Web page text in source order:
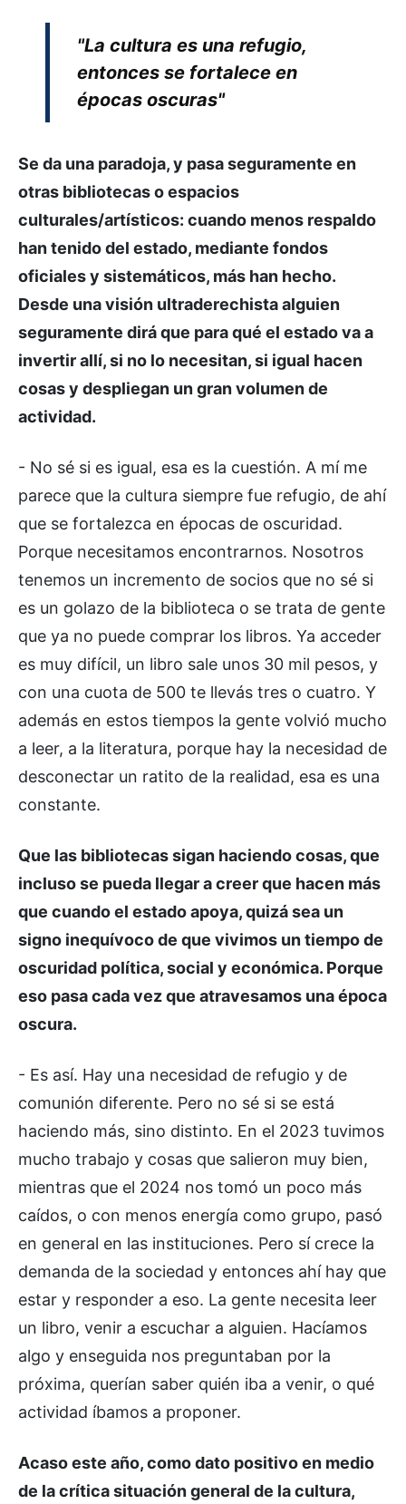
"La cultura es una refugio,
entonces se fortalece en
épocas oscuras"
Se da una paradoja, y pasa seguramente en
otras bibliotecas o espacios
culturales/artísticos: cuando menos respaldo
han tenido del estado, mediante fondos
oficiales y sistemáticos, más han hecho.
Desde una visión ultraderechista alguien
seguramente dirá que para qué el estado va a
invertir allí, si no lo necesitan, si igual hacen
cosas y despliegan un gran volumen de
actividad.
- No sé si es igual, esa es la cuestión. A mí me
parece que la cultura siempre fue refugio, de ahí
que se fortalezca en épocas de oscuridad.
Porque necesitamos encontrarnos. Nosotros
tenemos un incremento de socios que no sé si
es un golazo de la biblioteca o se trata de gente
que ya no puede comprar los libros. Ya acceder
es muy difícil, un libro sale unos 30 mil pesos, y
con una cuota de 500 te llevás tres o cuatro. Y
además en estos tiempos la gente volvió mucho
a leer, a la literatura, porque hay la necesidad de
desconectar un ratito de la realidad, esa es una
constante.
Que las bibliotecas sigan haciendo cosas, que
incluso se pueda llegar a creer que hacen más
que cuando el estado apoya, quizá sea un
signo inequívoco de que vivimos un tiempo de
oscuridad política, social y económica. Porque
eso pasa cada vez que atravesamos una época
oscura.
- Es así. Hay una necesidad de refugio y de
comunión diferente. Pero no sé si se está
haciendo más, sino distinto. En el 2023 tuvimos
mucho trabajo y cosas que salieron muy bien,
mientras que el 2024 nos tomó un poco más
caídos, o con menos energía como grupo, pasó
en general en las instituciones. Pero sí crece la
demanda de la sociedad y entonces ahí hay que
estar y responder a eso. La gente necesita leer
un libro, venir a escuchar a alguien. Hacíamos
algo y enseguida nos preguntaban por la
próxima, querían saber quién iba a venir, o qué
actividad íbamos a proponer.
Acaso este año, como dato positivo en medio
de la crítica situación general de la cultura,